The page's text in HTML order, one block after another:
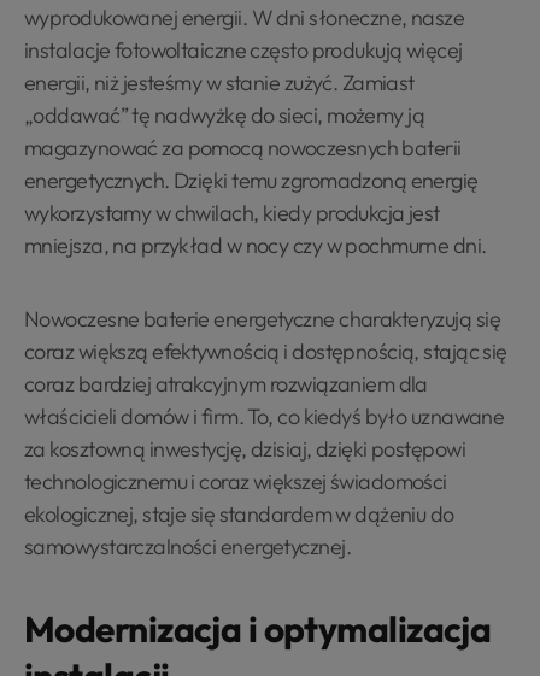
wyprodukowanej energii. W dni słoneczne, nasze
instalacje fotowoltaiczne często produkują więcej
energii, niż jesteśmy w stanie zużyć. Zamiast
„oddawać” tę nadwyżkę do sieci, możemy ją
magazynować za pomocą nowoczesnych baterii
energetycznych. Dzięki temu zgromadzoną energię
wykorzystamy w chwilach, kiedy produkcja jest
mniejsza, na przykład w nocy czy w pochmurne dni.
Nowoczesne baterie energetyczne charakteryzują się
coraz większą efektywnością i dostępnością, stając się
coraz bardziej atrakcyjnym rozwiązaniem dla
właścicieli domów i firm. To, co kiedyś było uznawane
za kosztowną inwestycję, dzisiaj, dzięki postępowi
technologicznemu i coraz większej świadomości
ekologicznej, staje się standardem w dążeniu do
samowystarczalności energetycznej.
Modernizacja i optymalizacja